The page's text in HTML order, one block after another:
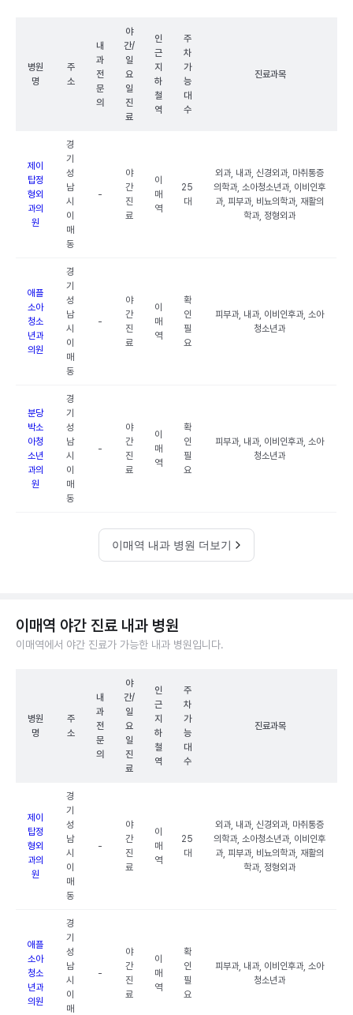
병원
명
주
소
내
과
전
문
의
야
간/
일
요
일
진
료
인
근
지
하
철
역
주
차
가
능
대
수
진료과목
제이
탑정
형외
과의
원
경
기
성
남
시
이
매
동
-
야
간
진
료
이
매
역
25
대
외과, 내과, 신경외과, 마취통증
의학과, 소아청소년과, 이비인후
과, 피부과, 비뇨의학과, 재활의
학과, 정형외과
애플
소아
청소
년과
의원
경
기
성
남
시
이
매
동
-
야
간
진
료
이
매
역
확
인
필
요
피부과, 내과, 이비인후과, 소아
청소년과
분당
박소
아청
소년
과의
원
경
기
성
남
시
이
매
동
-
야
간
진
료
이
매
역
확
인
필
요
피부과, 내과, 이비인후과, 소아
청소년과
이매역 내과 병원 더보기
이매역 야간 진료 내과 병원
이매역에서 야간 진료가 가능한 내과 병원입니다.
병원
명
주
소
내
과
전
문
의
야
간/
일
요
일
진
료
인
근
지
하
철
역
주
차
가
능
대
수
진료과목
제이
탑정
형외
과의
원
경
기
성
남
시
이
매
동
-
야
간
진
료
이
매
역
25
대
외과, 내과, 신경외과, 마취통증
의학과, 소아청소년과, 이비인후
과, 피부과, 비뇨의학과, 재활의
학과, 정형외과
애플
소아
청소
년과
의원
경
기
성
남
시
이
매
-
야
간
진
료
이
매
역
확
인
필
요
피부과, 내과, 이비인후과, 소아
청소년과